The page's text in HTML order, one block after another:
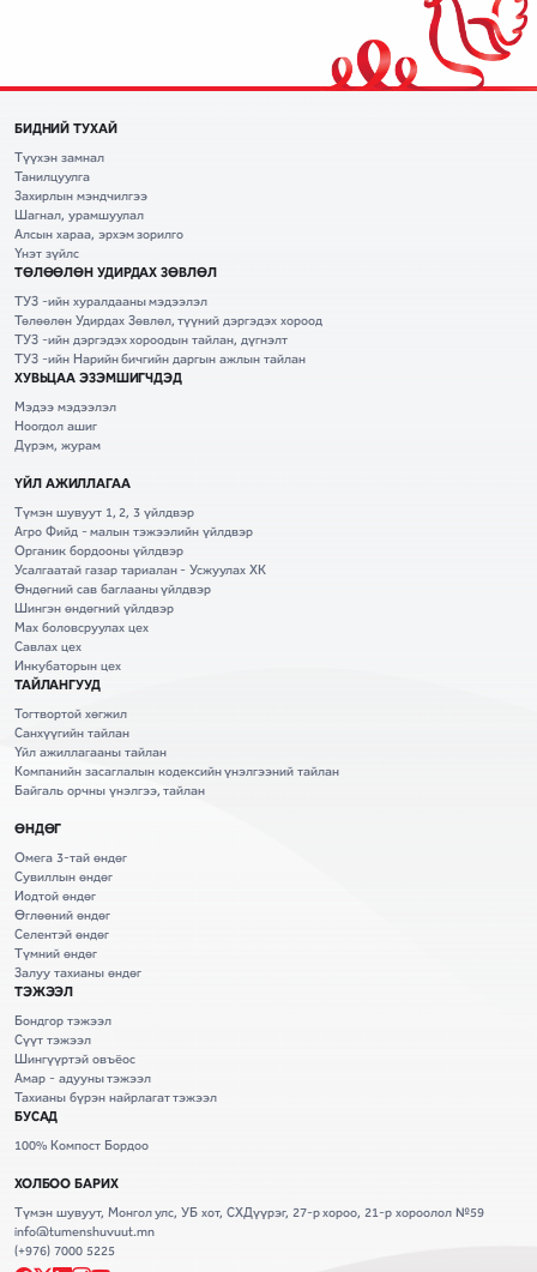
БИДНИЙ ТУХАЙ
Түүхэн замнал
Танилцуулга
Захирлын мэндчилгээ
Шагнал, урамшуулал
Алсын хараа, эрхэм зорилго
Үнэт зүйлс
ТӨЛӨӨЛӨН УДИРДАХ ЗӨВЛӨЛ
ТУЗ -ийн хуралдааны мэдээлэл
Төлөөлөн Удирдах Зөвлөл, түүний дэргэдэх хороод
ТУЗ -ийн дэргэдэх хороодын тайлан, дүгнэлт
ТУЗ -ийн Нарийн бичгийн даргын ажлын тайлан
ХУВЬЦАА ЭЗЭМШИГЧДЭД
Мэдээ мэдээлэл
Ноогдол ашиг
Дүрэм, журам
ҮЙЛ АЖИЛЛАГАА
Түмэн шувуут 1, 2, 3 үйлдвэр
Агро Фийд - малын тэжээлийн үйлдвэр
Органик бордооны үйлдвэр
Усалгаатай газар тариалан - Усжуулах ХК
Өндөгний сав баглааны үйлдвэр
Шингэн өндөгний үйлдвэр
Мах боловсруулах цех
Савлах цех
Инкубаторын цех
ТАЙЛАНГУУД
Тогтвортой хөгжил
Санхүүгийн тайлан
Үйл ажиллагааны тайлан
Компанийн засаглалын кодексийн үнэлгээний тайлан
Байгаль орчны үнэлгээ, тайлан
ӨНДӨГ
Омега 3-тай өндөг
Сувиллын өндөг
Иодтой өндөг
Өглөөний өндөг
Селентэй өндөг
Түмний өндөг
Залуу тахианы өндөг
ТЭЖЭЭЛ
Бондгор тэжээл
Сүүт тэжээл
Шингүүртэй овъёос
Амар - адууны тэжээл
Тахианы бүрэн найрлагат тэжээл
БУСАД
100% Компост Бордоо
ХОЛБОО БАРИХ
Түмэн шувуут, Монгол улс, УБ хот, СХДүүрэг, 27-р хороо, 21-р хороолол №59
info@tumenshuvuut.mn
(+976) 7000 5225